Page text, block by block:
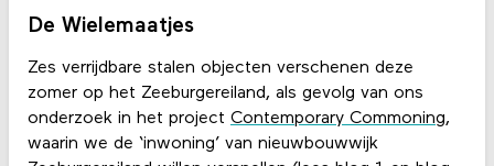
De Wielemaatjes
Zes verrijdbare stalen objecten verschenen deze
zomer op het Zeeburgereiland, als gevolg van ons
onderzoek in het project Contemporary Commoning,
waarin we de ‘inwoning’ van nieuwbouwwijk